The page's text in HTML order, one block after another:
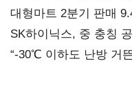
불만 확산
대형마트 2분기 판매
SK하이닉스, 중 충칭
없어”
“-30℃ 이하도 난방 거